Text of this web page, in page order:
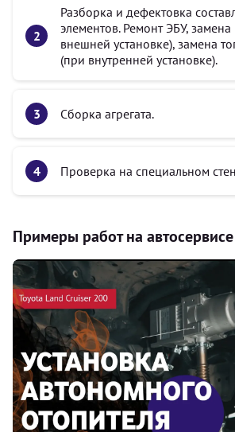
Разборка и дефектовка
элементов. Ремонт ЭБУ,
внешней установке), замена
(при внутренней установке).
Сборка агрегата.
Проверка на специальном
Примеры работ на автосервисе